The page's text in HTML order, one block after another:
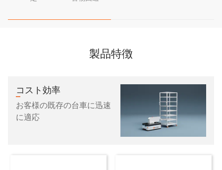
製品特徴
コスト効率
お客様の既存の台車に迅速
に適応